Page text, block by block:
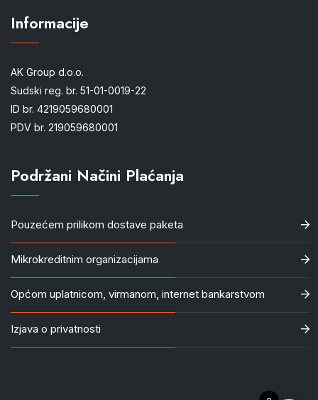
Informacije
AK Group d.o.o.
Sudski reg. br. 51-01-0019-22
ID br. 4219059680001
PDV br. 219059680001
Podržani Načini Plaćanja
Pouzećem prilikom dostave paketa
Mikrokreditnim organizacijama
Općom uplatnicom, virmanom, internet bankarstvom
Izjava o privatnosti